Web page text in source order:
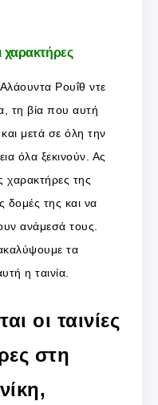
χαρακτήρες
Ρουΐθ ντε
τη βία που αυτή
μετά σε όλη την
όλα ξεκινούν. Ας
χαρακτήρες της
δομές της και να
ανάμεσά τους.
τα
η ταινία.
οι ταινίες
στη